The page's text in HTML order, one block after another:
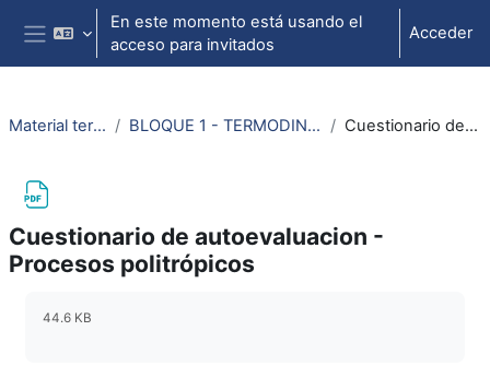
Salta al contenido principal
Panel lateral
En este momento está usando el
acceso para invitados
Acceder
Material termodinámica e ing. térmica BLOQUE 1 - TERMODINÁMICA: Tema 2. Primer Principio de la Termodinámica Cuestionario de autoevaluacion - Procesos politrópicos
Cuestionario de autoevaluacion -
Procesos politrópicos
44.6 KB